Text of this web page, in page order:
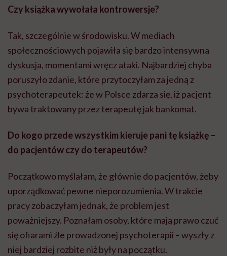
Czy książka wywołała kontrowersje?
Tak, szczególnie w środowisku. W mediach
społecznościowych pojawiła się bardzo intensywna
dyskusja, momentami wręcz ataki. Najbardziej chyba
poruszyło zdanie, które przytoczyłam za jedną z
psychoterapeutek: że w Polsce zdarza się, iż pacjent
bywa traktowany przez terapeutę jak bankomat.
Do kogo przede wszystkim kieruje pani tę książkę –
do pacjentów czy do terapeutów?
Początkowo myślałam, że głównie do pacjentów, żeby
uporządkować pewne nieporozumienia. W trakcie
pracy zobaczyłam jednak, że problem jest
poważniejszy. Poznałam osoby, które mają prawo czuć
się ofiarami źle prowadzonej psychoterapii – wyszły z
niej bardziej rozbite niż były na początku.